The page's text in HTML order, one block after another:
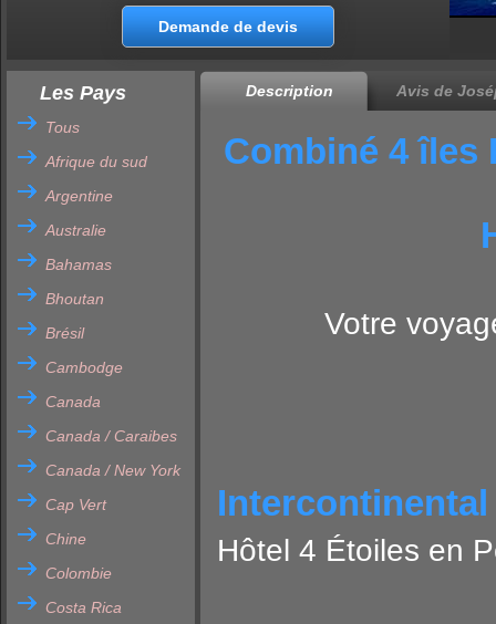
Demande de devis
Les Pays
Tous
Afrique du sud
Argentine
Australie
Bahamas
Bhoutan
Brésil
Cambodge
Canada
Canada / Caraibes
Canada / New York
Cap Vert
Chine
Colombie
Costa Rica
Description Avis de
Combiné 4 îles
Votre
Hôtel 4 Étoiles en